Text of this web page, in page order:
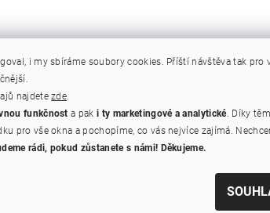
i my sbíráme soubory cookies. Příští návštěva tak pro
najdete zde.
funkčnost a paki ty marketingové a analytické. Díky
pro vše okna a pochopíme, co vás nejvíce zajímá.
rádi, pokud zůstanete s námi! Děkujeme.